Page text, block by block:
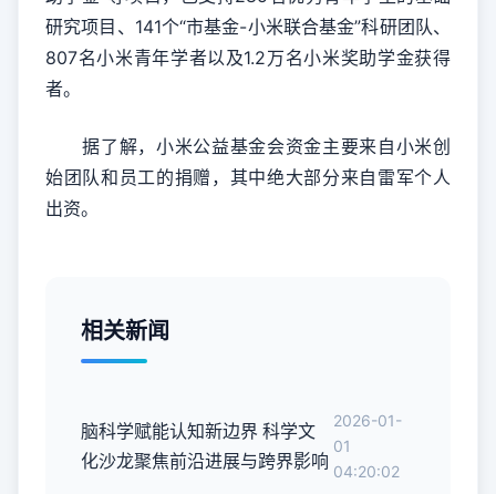
研究项目、141个“市基金-小米联合基金”科研团队、
807名小米青年学者以及1.2万名小米奖助学金获得
者。
据了解，小米公益基金会资金主要来自小米创
始团队和员工的捐赠，其中绝大部分来自雷军个人
出资。
相关新闻
脑科学赋能认知新边界 科学文
化沙龙聚焦前沿进展与跨界影响
2026-01-
01
04:20:02